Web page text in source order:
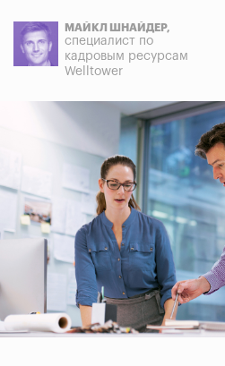
МАЙКЛ ШНАЙДЕР,
специалист по
кадровым ресурсам
Welltower